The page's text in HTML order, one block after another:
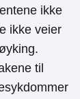
ikke
ikke veier
til